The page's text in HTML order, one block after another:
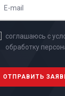
соглашаюсь с
обработку